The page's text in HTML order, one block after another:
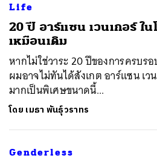
Life
20 ปี อาร์แซน เวนเกอร์ ใ
เหมือนเดิม
หากไม่ใช่วาระ 20 ปีของการครบร
ผมอาจไม่ทันได้สังเกต อาร์แซน เว
มากเป็นพิเศษขนาดนี้...
โดย เมธา พันธุ์วราทร
Genderless